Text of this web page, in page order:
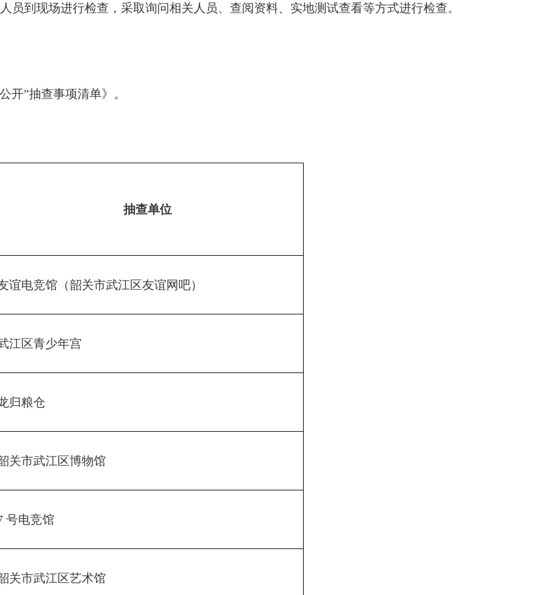
员到现场进行检查，采取询问相关人员、查阅资料、实地测试查看等方式进行检查。
开”抽查事项清单》。
抽查单位
谊电竞馆（韶关市武江区友谊网吧）
江区青少年宫
归粮仓
关市武江区博物馆
号电竞馆
关市武江区艺术馆